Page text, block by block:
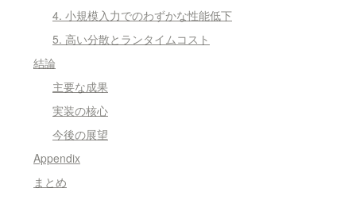
4. 小規模入力でのわずかな性能低下
5. 高い分散とランタイムコスト
結論
主要な成果
実装の核心
今後の展望
Appendix
まとめ